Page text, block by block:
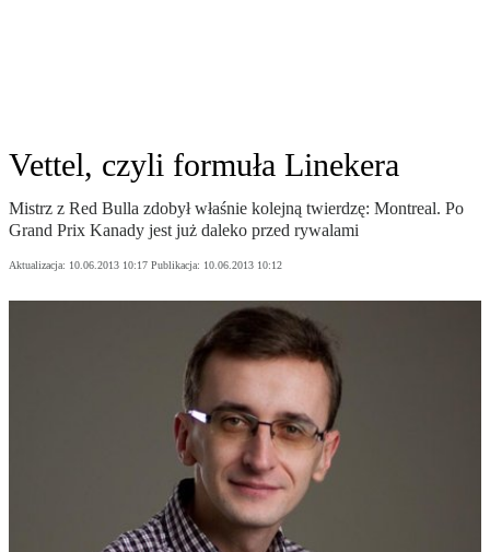
Vettel, czyli formuła Linekera
Mistrz z Red Bulla zdobył właśnie kolejną twierdzę: Montreal. Po
Grand Prix Kanady jest już daleko przed rywalami
Aktualizacja: 10.06.2013 10:17 Publikacja: 10.06.2013 10:12